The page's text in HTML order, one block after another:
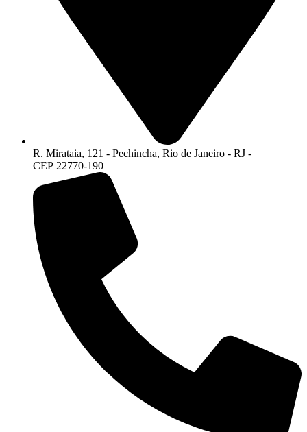
R. Mirataia, 121 - Pechincha, Rio de Janeiro - RJ -
CEP 22770-190